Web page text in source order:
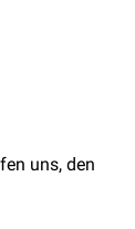
Relevanz
Relevante
uns, den